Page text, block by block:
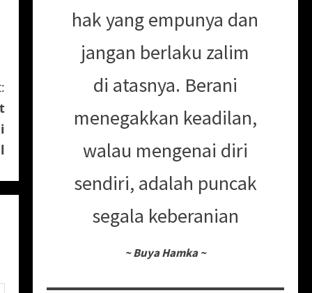
hak yang empunya dan
jangan berlaku zalim
di atasnya. Berani
menegakkan keadilan,
walau mengenai diri
sendiri, adalah puncak
segala keberanian
~Buya Hamka ~